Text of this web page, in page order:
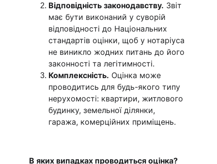
Відповідність законодавству. Звіт
має бути виконаний у суворій
відповідності до Національних
стандартів оцінки, щоб у нотаріуса
не виникло жодних питань до його
законності та легітимності.
Комплексність. Оцінка може
проводитись для будь-якого типу
нерухомості: квартири, житлового
будинку, земельної ділянки,
гаража, комерційних приміщень.
В яких випадках проводиться оцінка?